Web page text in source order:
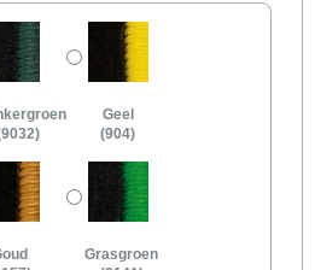
Geel
(904)
Grasgroen